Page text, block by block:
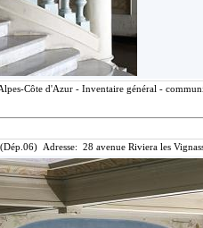
Côte d'Azur - Inventaire général -
Adresse: 28 avenue Riviera les